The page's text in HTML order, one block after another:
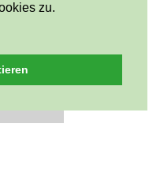
zu.